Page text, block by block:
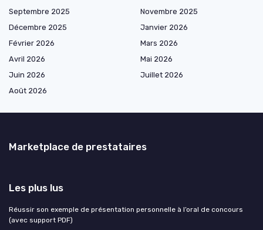
Septembre 2025
Novembre 2025
Décembre 2025
Janvier 2026
Février 2026
Mars 2026
Avril 2026
Mai 2026
Juin 2026
Juillet 2026
Août 2026
Marketplace de prestataires
Les plus lus
Réussir son exemple de présentation personnelle à l’oral de concours
(avec support PDF)